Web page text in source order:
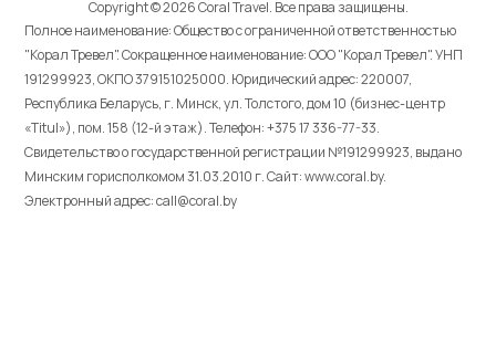
Copyright © 2026 Coral Travel. Все права защищены.
Полное наименование: Общество с ограниченной ответственностью
"Корал Тревел". Сокращенное наименование: ООО "Корал Тревел". УНП
191299923, ОКПО 379151025000. Юридический адрес: 220007,
Республика Беларусь, г. Минск, ул. Толстого, дом 10 (бизнес-центр
«Titul»), пом. 158 (12-й этаж). Телефон: +375 17 336-77-33.
Свидетельство о государственной регистрации №191299923, выдано
Минским горисполкомом 31.03.2010 г. Cайт: www.coral.by.
Электронный адрес: call@coral.by